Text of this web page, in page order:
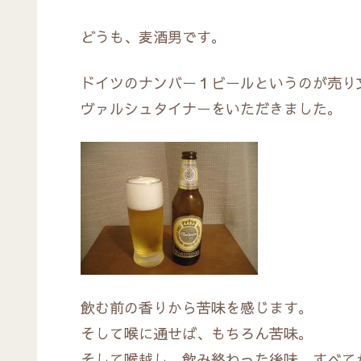
どうも、麦酒男です。
ドイツのナンバー１ビールというのが売り
ヴァルシュタイナーをいただきました。
飲む前の香りから苦味を感じます。
そして喉に通せば、もちろん苦味。